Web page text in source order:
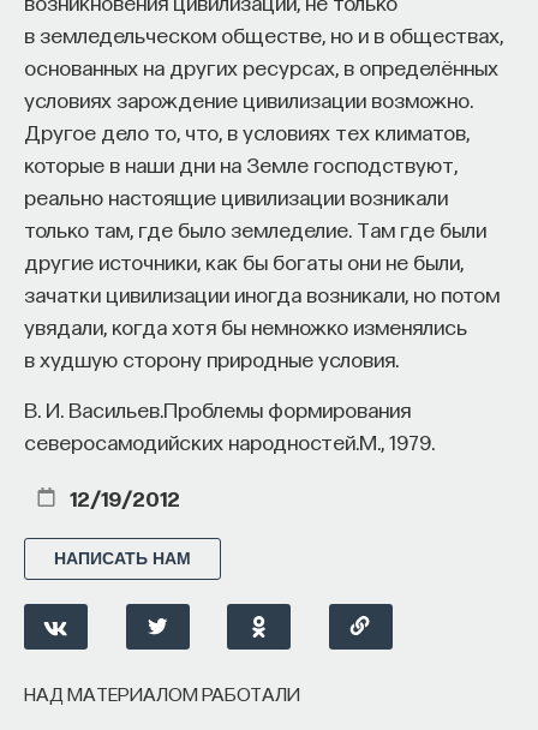
в земледельческом обществе, но и в обществах,
основанных на других ресурсах, в определённых
условиях зарождение цивилизации возможно.
Другое дело то, что, в условиях тех климатов,
которые в наши дни на Земле господствуют,
реально настоящие цивилизации возникали
только там, где было земледелие. Там где были
другие источники, как бы богаты они не были,
зачатки цивилизации иногда возникали, но потом
увядали, когда хотя бы немножко изменялись
в худшую сторону природные условия.
В. И. Васильев.Проблемы формирования
северосамодийских народностей.М., 1979.
12/19/2012
НАПИСАТЬ НАМ
НАД МАТЕРИАЛОМ РАБОТАЛИ